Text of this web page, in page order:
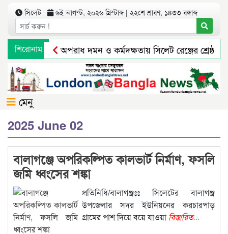
সিলেট ৬ই আগস্ট, ২০২৬ খ্রিস্টাব্দ | ২২শে শ্রাবণ, ১৪৩৩ বঙ্গাব্দ
শিরোনাম
অপরাধ দমন ও কর্মদক্ষতায় সিলেট রেঞ্জের শ্রেষ্ঠ
নবীগঞ্জের আউশকান্দিতে ‘দি লিটল ফ্লাওয়ারস কেজি
মেনু
2025 June 02
বালাগঞ্জে অপরিকল্পিত কালভার্ট নির্মাণ, ফসলি
জমি ধ্বংসের শঙ্কা
প্রতিনিধি/বালাগঞ্জঃঃ সিলেটের বালাগঞ্জ
উপজেলার সদর ইউনিয়নের করচারপাড়
গ্রামের পাশ দিয়ে বয়ে যাওয়াবিস্তারিত...